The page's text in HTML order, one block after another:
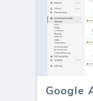
Google